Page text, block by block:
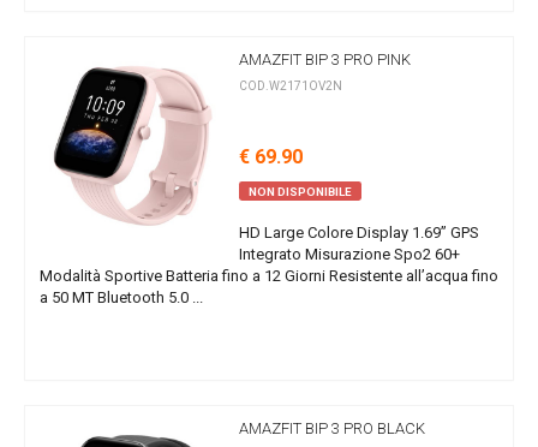
AMAZFIT BIP 3 PRO PINK
COD.W2171OV2N
€ 69.90
NON DISPONIBILE
HD Large Colore Display 1.69” GPS
Integrato Misurazione Spo2 60+
Modalità Sportive Batteria fino a 12 Giorni Resistente all’acqua fino
a 50 MT Bluetooth 5.0 ...
AMAZFIT BIP 3 PRO BLACK